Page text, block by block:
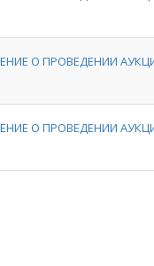
О ПРОВЕДЕНИИ
О ПРОВЕДЕНИИ